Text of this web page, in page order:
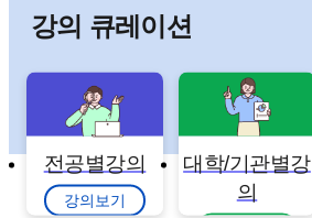
강의 큐레이션
전공별강의
강의보기
대학/기관별강
의